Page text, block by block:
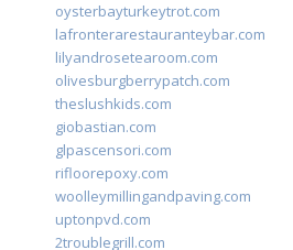
oysterbayturkeytrot.com
lafronterarestauranteybar.com
lilyandrosetearoom.com
olivesburgberrypatch.com
theslushkids.com
giobastian.com
glpascensori.com
rifloorepoxy.com
woolleymillingandpaving.com
uptonpvd.com
2troublegrill.com